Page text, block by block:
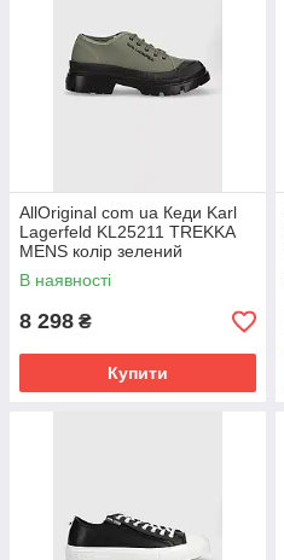
AllOriginal com ua Кеди Karl
Lagerfeld KL25211 TREKKA
MENS колір зелений
РОЗМІРИ ЗАПИТУЙТЕ
В наявності
8 298 ₴
Купити